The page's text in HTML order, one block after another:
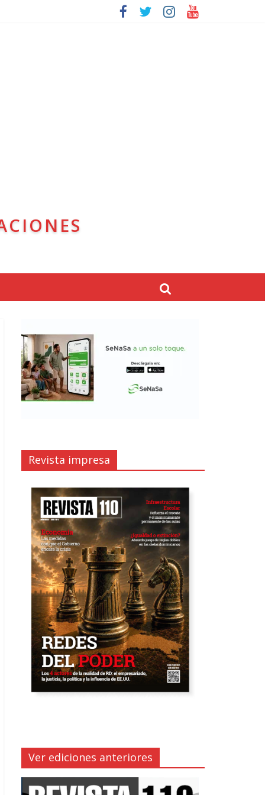
Revista impresa
Ver ediciones anteriores